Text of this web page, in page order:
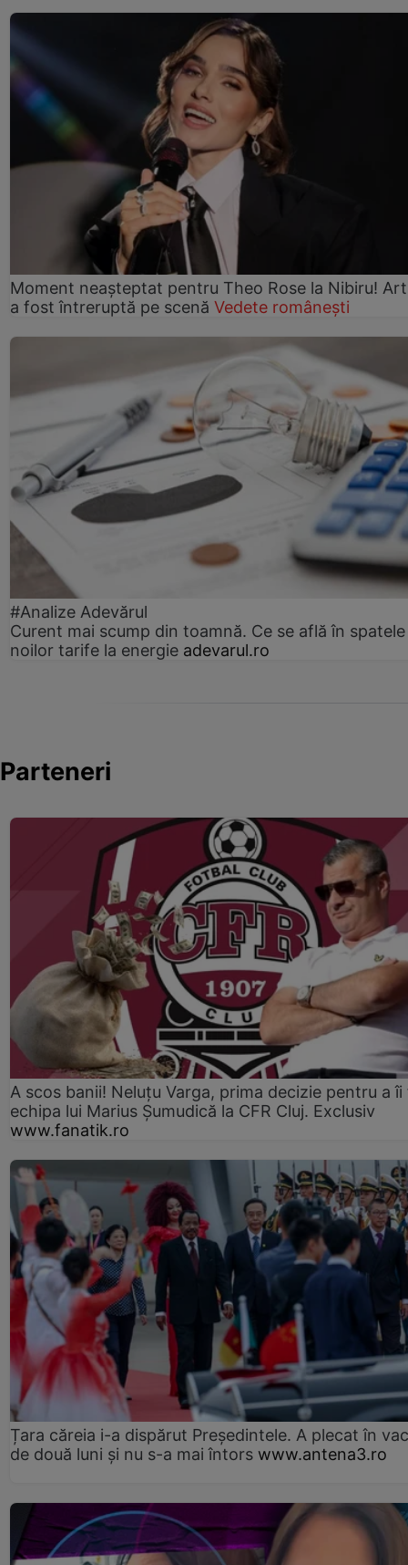
Moment neașteptat pentru Theo Rose la Nibiru!
a fost întreruptă pe scenă Vedete românești
#Analize Adevărul
Curent mai scump din toamnă. Ce se află în spatele
noilor tarife la energie adevarul.ro
Parteneri
A scos banii! Neluțu Varga, prima decizie pentru a îi
echipa lui Marius Șumudică la CFR Cluj. Exclusiv
www.fanatik.ro
Țara căreia i-a dispărut Președintele. A plecat în
de două luni și nu s-a mai întors www.antena3.ro